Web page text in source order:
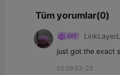
Tüm yorumlar(0)
just got the exact
02:29 03-23